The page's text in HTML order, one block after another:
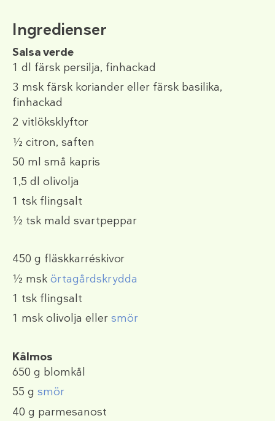
Ingredienser
Salsa verde
1 dl färsk persilja, finhackad
3 msk färsk koriander eller färsk basilika,
finhackad
2 vitlöksklyftor
½ citron, saften
50 ml små kapris
1,5 dl olivolja
1 tsk flingsalt
½ tsk mald svartpeppar
450 g fläskkarréskivor
½ msk örtagårdskrydda
1 tsk flingsalt
1 msk olivolja eller smör
Kålmos
650 g blomkål
55 g smör
40 g parmesanost